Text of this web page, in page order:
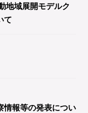
地域展開モデルク
て
情報等の発表につい